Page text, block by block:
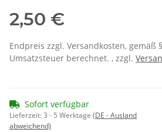
2,50 €
Endpreis zzgl. Versandkosten, gemäß
Umsatzsteuer berechnet. , zzgl.
Sofort verfügbar
Lieferzeit:3 - 5 Werktage (DE - Ausland
abweichend)